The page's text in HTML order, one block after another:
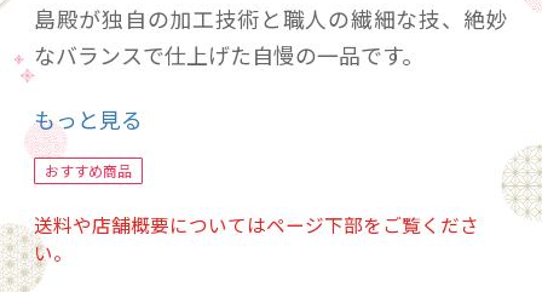
島殿が独自の加工技術と職人の繊細な技、絶妙
なバランスで仕上げた自慢の一品です。
鯛の切り身は一枚一枚しっかりと厚みを持た
せ、新鮮さの証でもある鯛
本来の食感を存分にご堪能いただけるよう、5枚
（約80g）をご用意して
おります。
もっと見る
おすすめ商品
送料や店舗概要についてはページ下部をご覧くださ
い。